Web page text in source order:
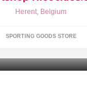
Herent, Belgium
SPORTING GOODS STORE